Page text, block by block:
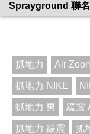
Sprayground 聯
抓地力 Air
抓地力 NIKE
抓地力 男 緩震
抓地力 緩震 抓